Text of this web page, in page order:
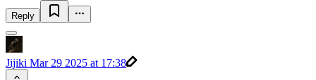
Reply
Jijiki Mar 29 2025 at 17:38